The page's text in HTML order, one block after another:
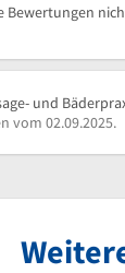
Bewertungen
und
vom 02.09.2025.